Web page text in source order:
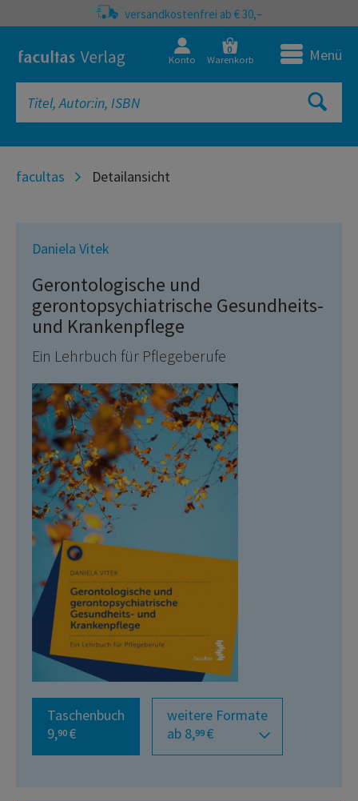
versandkostenfrei ab € 30,–
Konto
0
Warenkorb Menü
facultas Detailansicht
Daniela Vitek
Gerontologische und
gerontopsychiatrische Gesundheits-
und Krankenpflege
Ein Lehrbuch für Pflegeberufe
Taschenbuch
9,90 €
weitere Formate
ab 8,99 €